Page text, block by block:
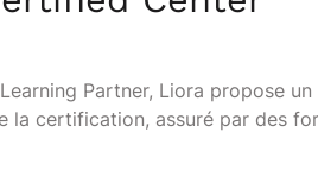
Partner, Liora propose
la certification, assuré par des